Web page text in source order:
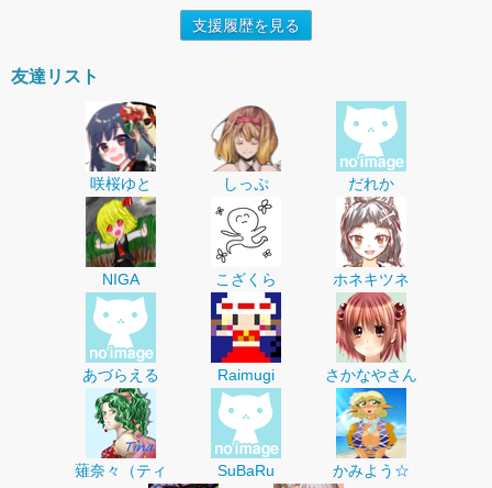
支援履歴を見る
友達リスト
咲桜ゆと しっぷ だれか
NIGA こざくら ホネキツネ
あづらえる Raimugi さかなやさん
薙奈々（ティ SuBaRu かみよう☆